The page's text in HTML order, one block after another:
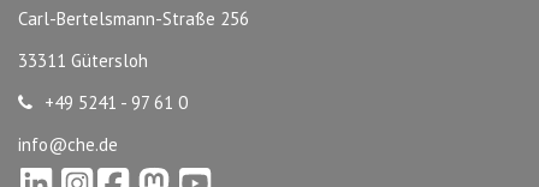
Carl-Bertelsmann-Straße 256
33311 Gütersloh
+49 5241 - 97 61 0
info@che.de